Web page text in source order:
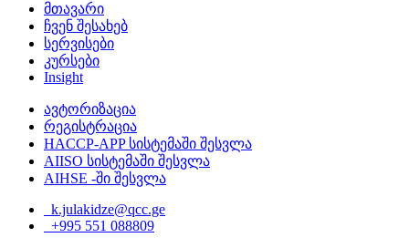
მთავარი
ჩვენ შესახებ
სერვისები
კურსები
Insight
ავტორიზაცია
რეგისტრაცია
HACCP-APP სისტემაში შესვლა
AIISO სისტემაში შესვლა
AIHSE -ში შესვლა
k.julakidze@qcc.ge
+995 551 088809